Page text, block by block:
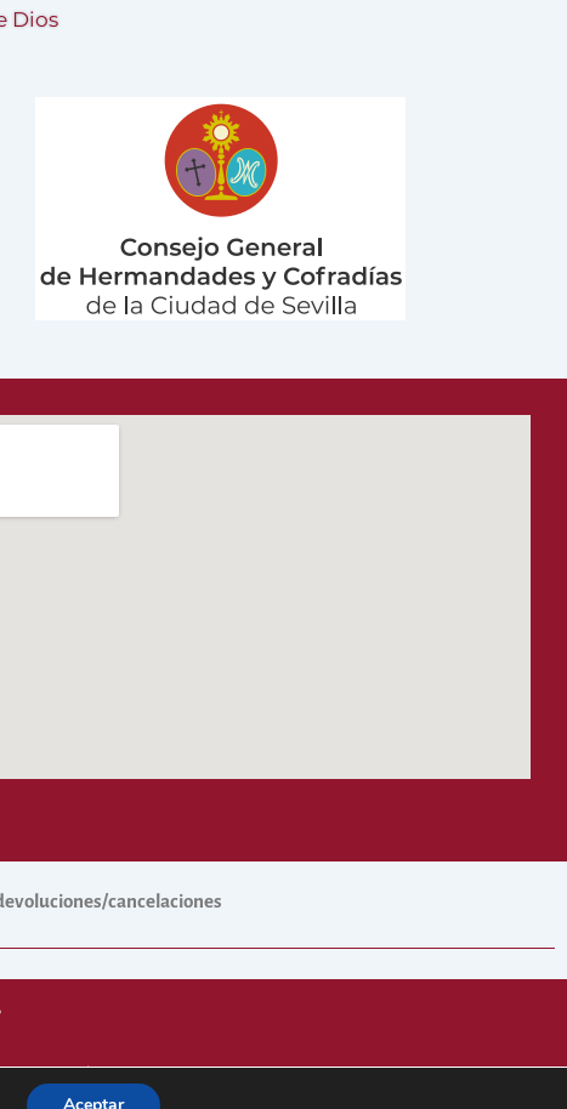
Dios
cancelaciones